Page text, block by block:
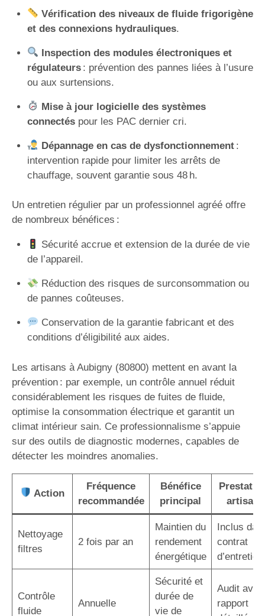
Vérification des niveaux de fluide frigorigène
et des connexions hydrauliques.
Inspection des modules électroniques et
régulateurs: prévention des pannes liées à l’usure
ou aux surtensions.
Mise à jour logicielle des systèmes
connectéspour les PAC dernier cri.
Dépannage en cas de dysfonctionnement:
intervention rapide pour limiter les arrêts de
chauffage, souvent garantie sous 48 h.
Un entretien régulier par un professionnel agréé offre
de nombreux bénéfices :
Sécurité accrue et extension de la durée de vie
de l’appareil.
Réduction des risques de surconsommation ou
de pannes coûteuses.
Conservation de la garantie fabricant et des
conditions d’éligibilité aux aides.
Les artisans à Aubigny (80800) mettent en avant la
prévention : par exemple, un contrôle annuel réduit
considérablement les risques de fuites de fluide,
optimise la consommation électrique et garantit un
climat intérieur sain. Ce professionnalisme s’appuie
sur des outils de diagnostic modernes, capables de
détecter les moindres anomalies.
Action
Fréquence
recommandée
Bénéfice
principal
artisan
Nettoyage
filtres
2 fois par an
Maintien du
rendement
énergétique
Inclus
contrat
d’entretien
Contrôle
fluide
Annuelle
Sécurité et
durée de
vie de
Audit avec
rapport